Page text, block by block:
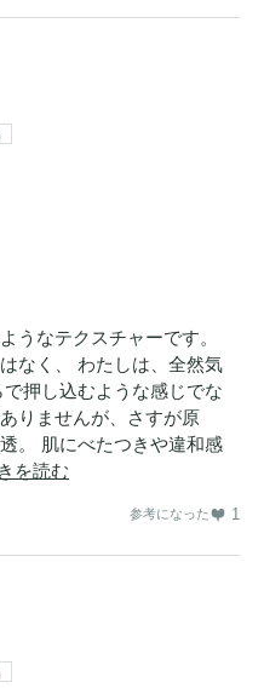
うなテクスチャーです。
なく、 わたしは、全然気
押し込むような感じでな
りませんが、さすが原
。 肌にべたつきや違和感
を読む
参考になった 1